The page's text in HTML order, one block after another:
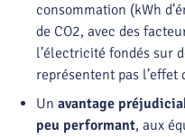
consommation (kWh
de CO2, avec des
l’électricité fondés sur
représentent pas l’effet
Un avantage
peu performant, aux